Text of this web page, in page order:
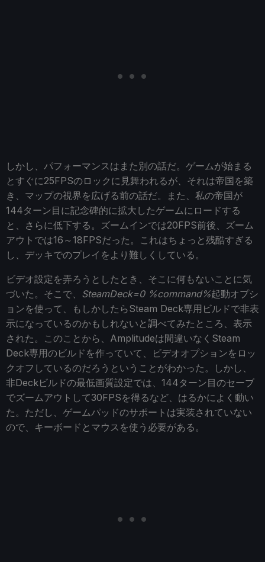
しかし、パフォーマンスはまた別の話だ。ゲームが始まる
とすぐに25FPSのロックに見舞われるが、それは帝国を築
き、マップの視界を広げる前の話だ。また、私の帝国が
144ターン目に記念碑的に拡大したゲームにロードする
と、さらに低下する。ズームインでは20FPS前後、ズーム
アウトでは16～18FPSだった。これはちょっと残酷すぎる
し、デッキでのプレイをより難しくしている。
ビデオ設定を弄ろうとしたとき、そこに何もないことに気
づいた。そこで、 SteamDeck=0 %command%起動オプシ
ョンを使って、もしかしたらSteam Deck専用ビルドで非表
示になっているのかもしれないと調べてみたところ、表示
された。このことから、Amplitudeは間違いなくSteam
Deck専用のビルドを作っていて、ビデオオプションをロッ
クオフしているのだろうということがわかった。しかし、
非Deckビルドの最低画質設定では、144ターン目のセーブ
でズームアウトして30FPSを得るなど、はるかによく動い
た。ただし、ゲームパッドのサポートは実装されていない
ので、キーボードとマウスを使う必要がある。